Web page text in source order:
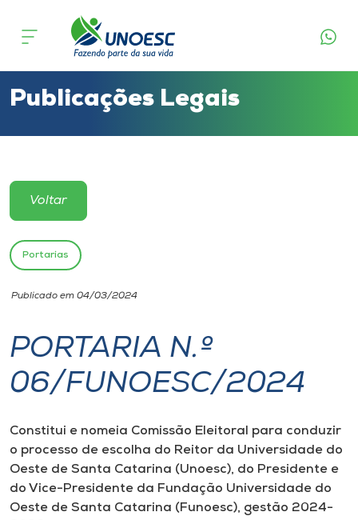
Cursos
Atendimento ao Estudante
Portal de Ensino
Unoesc
Internacionalização
I.nova
Diplomados
Cultura
Publicações Legais
Voltar
Portarias
Publicado em 04/03/2024
PORTARIA N.º
06/FUNOESC/2024
Constitui e nomeia Comissão Eleitoral para conduzir
o processo de escolha do Reitor da Universidade do
Oeste de Santa Catarina (Unoesc), do Presidente e
do Vice-Presidente da Fundação Universidade do
Oeste de Santa Catarina (Funoesc), gestão 2024-